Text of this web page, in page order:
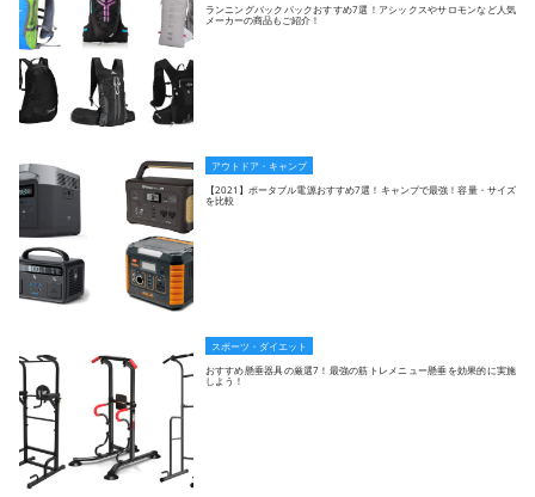
ランニングバックパックおすすめ7選！アシックスやサロモンなど人気
メーカーの商品もご紹介！
アウトドア・キャンプ
【2021】ポータブル電源おすすめ7選！キャンプで最強！容量・サイズ
を比較
スポーツ・ダイエット
おすすめ懸垂器具の厳選7！最強の筋トレメニュー懸垂を効果的に実施
しよう！